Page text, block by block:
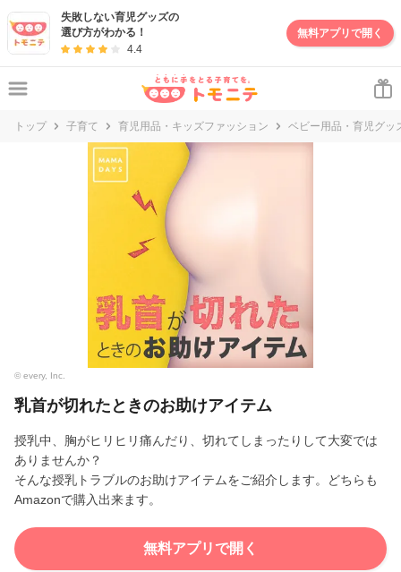
失敗しない育児グッズの
選び方がわかる！
4.4
無料アプリで開く
トップ 子育て 育児用品・キッズファッション ベビー用品・育児グッ
© every, Inc.
乳首が切れたときのお助けアイテム
授乳中、胸がヒリヒリ痛んだり、切れてしまったりして大変では
ありませんか？
そんな授乳トラブルのお助けアイテムをご紹介します。どちらも
Amazonで購入出来ます。
無料アプリで開く
妊娠・出産・子育て情報サイト | トモニテ